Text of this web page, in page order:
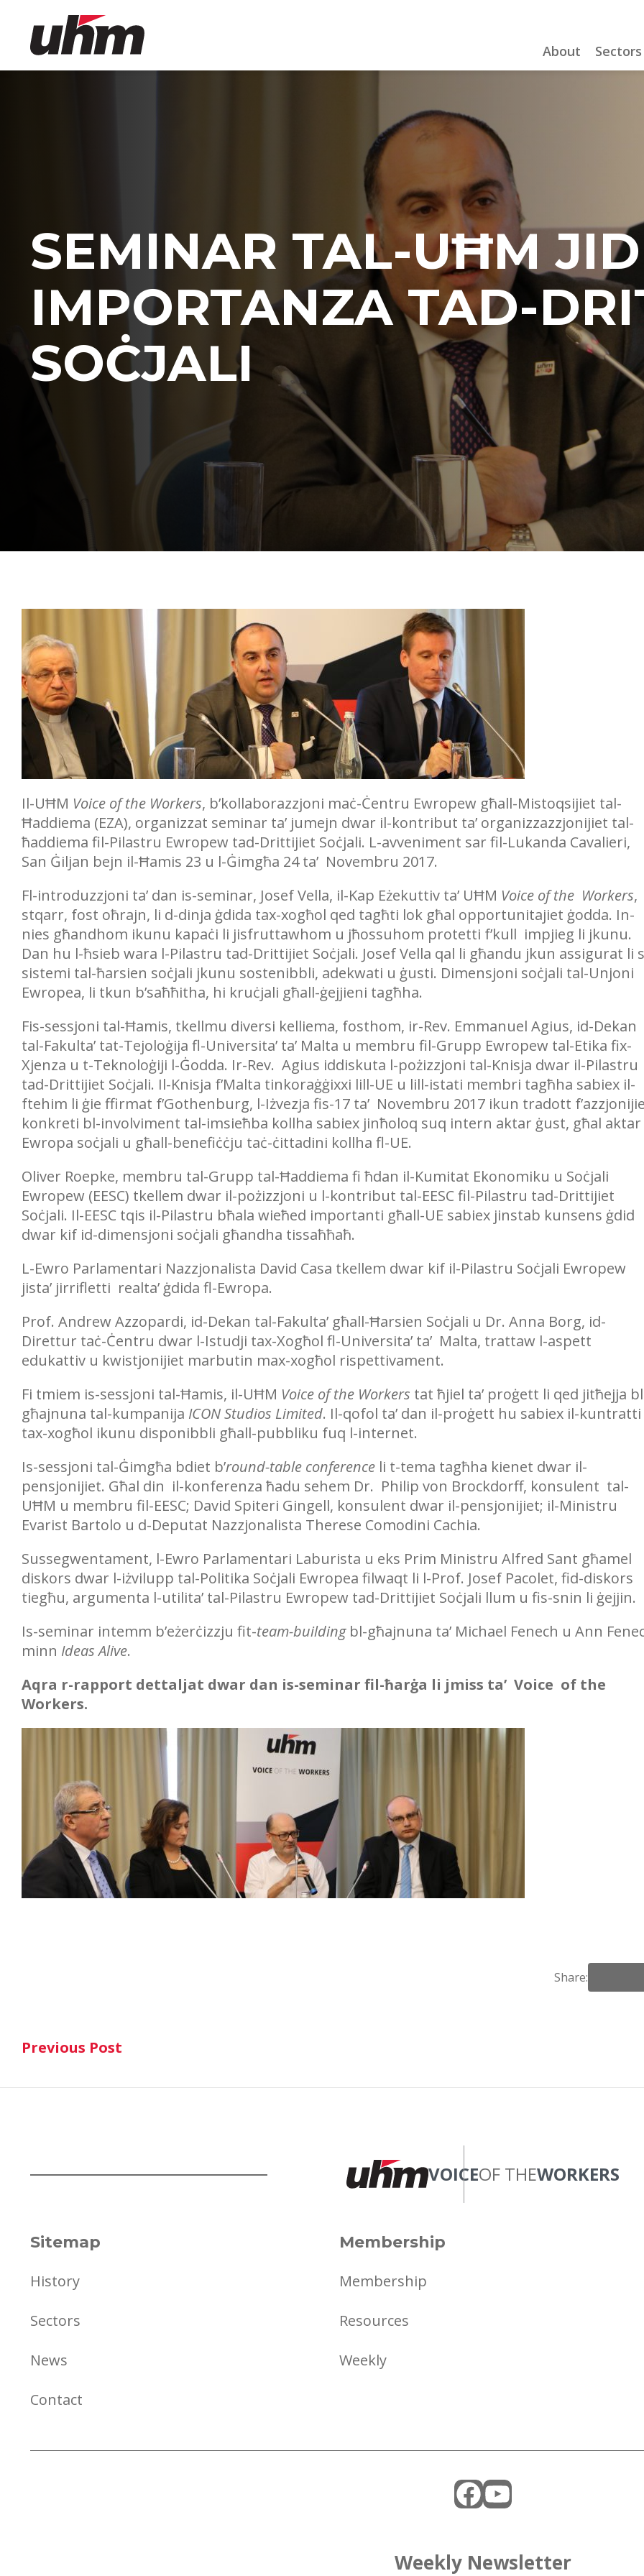
content
About Sectors
SEMINAR TAL-UĦM
IMPORTANZA TAD-
SOĊJALI
Il-UĦM Voice of the Workers, b’kollaborazzjoni maċ-Ċentru Ewropew għall-Mistoqsijiet tal-
Ħaddiema (EZA), organizzat seminar ta’ jumejn dwar il-kontribut ta’ organizzazzjonijiet tal-
ħaddiema fil-Pilastru Ewropew tad-Drittijiet Soċjali. L-avveniment sar fil-Lukanda Cavalieri,
San Ġiljan bejn il-Ħamis 23 u l-Ġimgħa 24 ta’ Novembru 2017.
Fl-introduzzjoni ta’ dan is-seminar, Josef Vella, il-Kap Eżekuttiv ta’ UĦM Voice of the Workers,
stqarr, fost oħrajn, li d-dinja ġdida tax-xogħol qed tagħti lok għal opportunitajiet ġodda. In-
nies għandhom ikunu kapaċi li jisfruttawhom u jħossuhom protetti f’kull impjieg li jkunu.
Dan hu l-ħsieb wara l-Pilastru tad-Drittijiet Soċjali. Josef Vella qal li għandu jkun assigurat li
sistemi tal-ħarsien soċjali jkunu sostenibbli, adekwati u ġusti. Dimensjoni soċjali tal-Unjoni
Ewropea, li tkun b’saħħitha, hi kruċjali għall-ġejjieni tagħha.
Fis-sessjoni tal-Ħamis, tkellmu diversi kelliema, fosthom, ir-Rev. Emmanuel Agius, id-Dekan
tal-Fakulta’ tat-Tejoloġija fl-Universita’ ta’ Malta u membru fil-Grupp Ewropew tal-Etika fix-
Xjenza u t-Teknoloġiji l-Ġodda. Ir-Rev. Agius iddiskuta l-pożizzjoni tal-Knisja dwar il-Pilastru
tad-Drittijiet Soċjali. Il-Knisja f’Malta tinkoraġġixxi lill-UE u lill-istati membri tagħha sabiex il-
ftehim li ġie ffirmat f’Gothenburg, l-Iżvezja fis-17 ta’ Novembru 2017 ikun tradott
konkreti bl-involviment tal-imsieħba kollha sabiex jinħoloq suq intern aktar ġust, għal aktar
Ewropa soċjali u għall-benefiċċju taċ-ċittadini kollha fl-UE.
Oliver Roepke, membru tal-Grupp tal-Ħaddiema fi ħdan il-Kumitat Ekonomiku u Soċjali
Ewropew (EESC) tkellem dwar il-pożizzjoni u l-kontribut tal-EESC fil-Pilastru tad-Drittijiet
Soċjali. Il-EESC tqis il-Pilastru bħala wieħed importanti għall-UE sabiex jinstab kunsens ġdid
dwar kif id-dimensjoni soċjali għandha tissaħħaħ.
L-Ewro Parlamentari Nazzjonalista David Casa tkellem dwar kif il-Pilastru Soċjali Ewropew
jista’ jirrifletti realta’ ġdida fl-Ewropa.
Prof. Andrew Azzopardi, id-Dekan tal-Fakulta’ għall-Ħarsien Soċjali u Dr. Anna Borg, id-
Direttur taċ-Ċentru dwar l-Istudji tax-Xogħol fl-Universita’ ta’ Malta, trattaw l-aspett
edukattiv u kwistjonijiet marbutin max-xogħol rispettivament.
Fi tmiem is-sessjoni tal-Ħamis, il-UĦM Voice of the Workers tat ħjiel ta’ proġett li qed jitħejja
għajnuna tal-kumpanija ICON Studios Limited. Il-qofol ta’ dan il-proġett hu sabiex il-kuntratti
tax-xogħol ikunu disponibbli għall-pubbliku fuq l-internet.
Is-sessjoni tal-Ġimgħa bdiet b’round-table conference li t-tema tagħha kienet dwar il-
pensjonijiet. Għal din il-konferenza ħadu sehem Dr. Philip von Brockdorff, konsulent tal-
UĦM u membru fil-EESC; David Spiteri Gingell, konsulent dwar il-pensjonijiet; il-Ministru
Evarist Bartolo u d-Deputat Nazzjonalista Therese Comodini Cachia.
Sussegwentament, l-Ewro Parlamentari Laburista u eks Prim Ministru Alfred Sant għamel
diskors dwar l-iżvilupp tal-Politika Soċjali Ewropea filwaqt li l-Prof. Josef Pacolet, fid-diskors
tiegħu, argumenta l-utilita’ tal-Pilastru Ewropew tad-Drittijiet Soċjali llum u fis-snin li ġejjin.
Is-seminar intemm b’eżerċizzju fit-team-buildingbl-għajnuna ta’ Michael Fenech u Ann
minn Ideas Alive.
Aqra r-rapport dettaljat dwar dan is-seminar fil-ħarġa li jmiss ta’ Voice of the
Workers.
Share:
navigation
Previous Post
Previous Post
VOICEOF THEWORKERS
Sitemap
History
Sectors
News
Contact
Membership
Membership
Resources
Weekly
Facebook
YouTube
Weekly Newsletter